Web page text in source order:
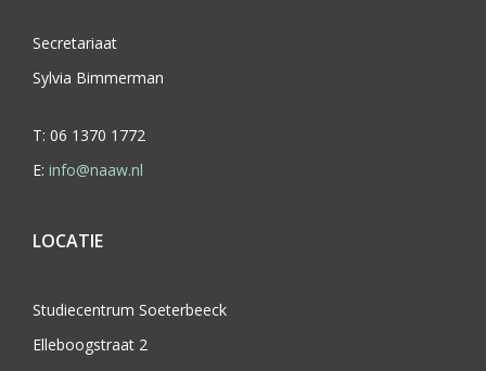
Secretariaat
Sylvia Bimmerman
T: 06 1370 1772
E: info@naaw.nl
LOCATIE
Studiecentrum Soeterbeeck
Elleboogstraat 2